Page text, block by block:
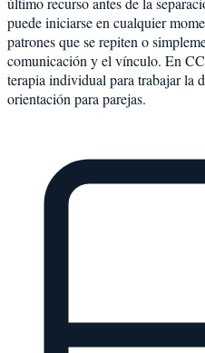
puede iniciarse en cualquier
patrones que se repiten o
comunicación y el vínculo. En
terapia individual para trabajar la
orientación para parejas.